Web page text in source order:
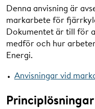
Denna anvisning är
markarbete för
Dokumentet är till för
medför och hur
Energi.
Anvisningar vid